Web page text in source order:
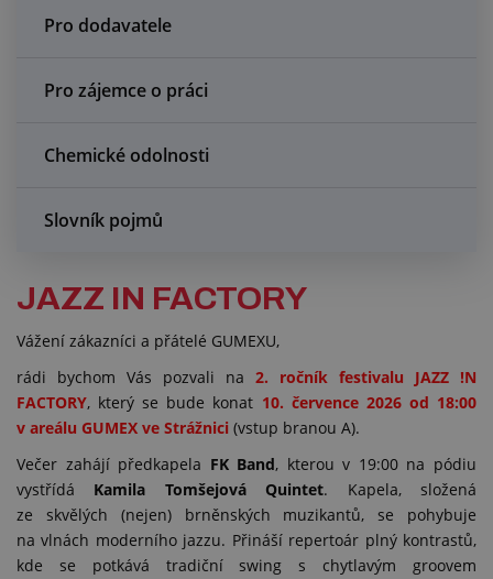
Pro dodavatele
Pro zájemce o práci
Chemické odolnosti
Slovník pojmů
JAZZ IN FACTORY
Vážení zákazníci a přátelé GUMEXU,
rádi bychom Vás pozvali na 2. ročník festivalu JAZZ !N
FACTORY, který se bude konat 10. července 2026 od 18:00
v areálu GUMEX ve Strážnici (vstup branou A).
Večer zahájí předkapela FK Band, kterou v 19:00 na pódiu
vystřídá Kamila Tomšejová Quintet. Kapela, složená
ze skvělých (nejen) brněnských muzikantů, se pohybuje
na vlnách moderního jazzu. Přináší repertoár plný kontrastů,
kde se potkává tradiční swing s chytlavým groovem